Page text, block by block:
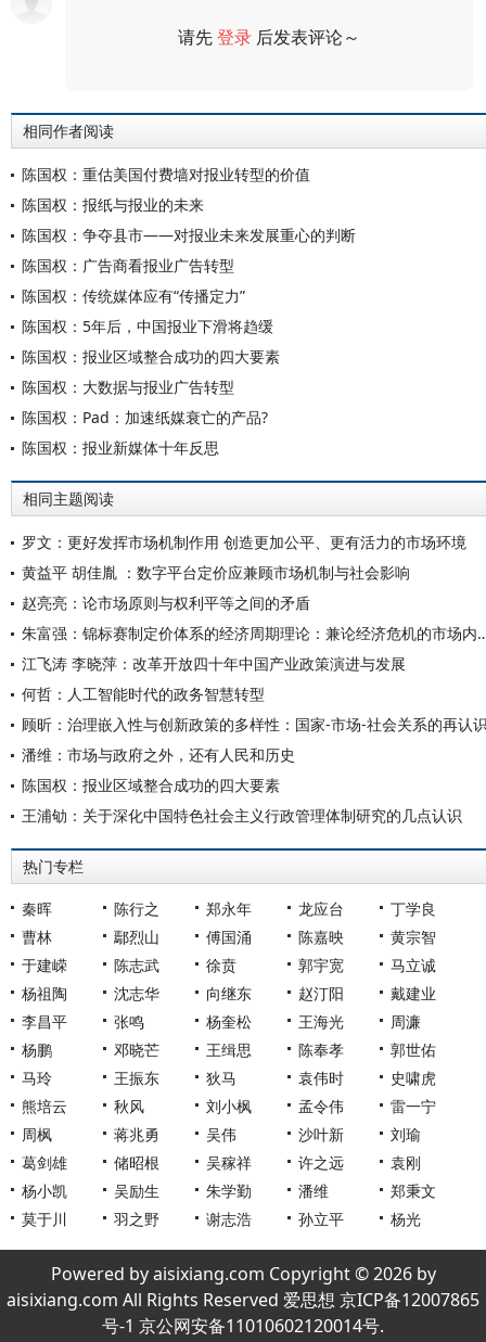
请先登录 后发表评论～
相同作者阅读
陈国权：重估美国付费墙对报业转型的价值
陈国权：报纸与报业的未来
陈国权：争夺县市——对报业未来发展重心的判断
陈国权：广告商看报业广告转型
陈国权：传统媒体应有“传播定力”
陈国权：5年后，中国报业下滑将趋缓
陈国权：报业区域整合成功的四大要素
陈国权：大数据与报业广告转型
陈国权：Pad：加速纸媒衰亡的产品?
陈国权：报业新媒体十年反思
相同主题阅读
罗文：更好发挥市场机制作用 创造更加公平、更有活力的市场环境
黄益平 胡佳胤 ：数字平台定价应兼顾市场机制与社会影响
赵亮亮：论市场原则与权利平等之间的矛盾
朱富强：锦标赛制定价体系的
江飞涛 李晓萍：改革开放四十年中国产业政策演进与发展
何哲：人工智能时代的政务智慧转型
顾昕：治理嵌入性与创新政策的多样性：国家-市场-社会关系的再认
潘维：市场与政府之外，还有人民和历史
陈国权：报业区域整合成功的四大要素
王浦劬：关于深化中国特色社会主义行政管理体制研究的几点认识
热门专栏
秦晖 陈行之 郑永年 龙应台
丁学良
曹林
鄢烈山 傅国涌 陈嘉映
黄宗智
于建嵘
陈志武 徐贲 郭宇宽
马立诚
杨祖陶
沈志华 向继东 赵汀阳
戴建业
李昌平
张鸣 杨奎松 王海光
周濂
杨鹏
邓晓芒 王缉思 陈奉孝
郭世佑
马玲
王振东 狄马 袁伟时
史啸虎
熊培云
秋风 刘小枫 孟令伟
雷一宁
周枫
蒋兆勇 吴伟 沙叶新
刘瑜
葛剑雄
储昭根 吴稼祥 许之远
袁刚
杨小凯
吴励生 朱学勤 潘维
郑秉文
莫于川
羽之野 谢志浩 孙立平 杨光
Powered by aisixiang.com Copyright © 2026 by
aisixiang.com All Rights Reserved 爱思想 京ICP备12007865
号-1 京公网安备11010602120014号.